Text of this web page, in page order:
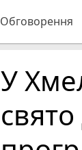
Обговорення
У